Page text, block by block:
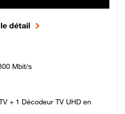
détail
Mbit/s
+ 1 Décodeur TV UHD en